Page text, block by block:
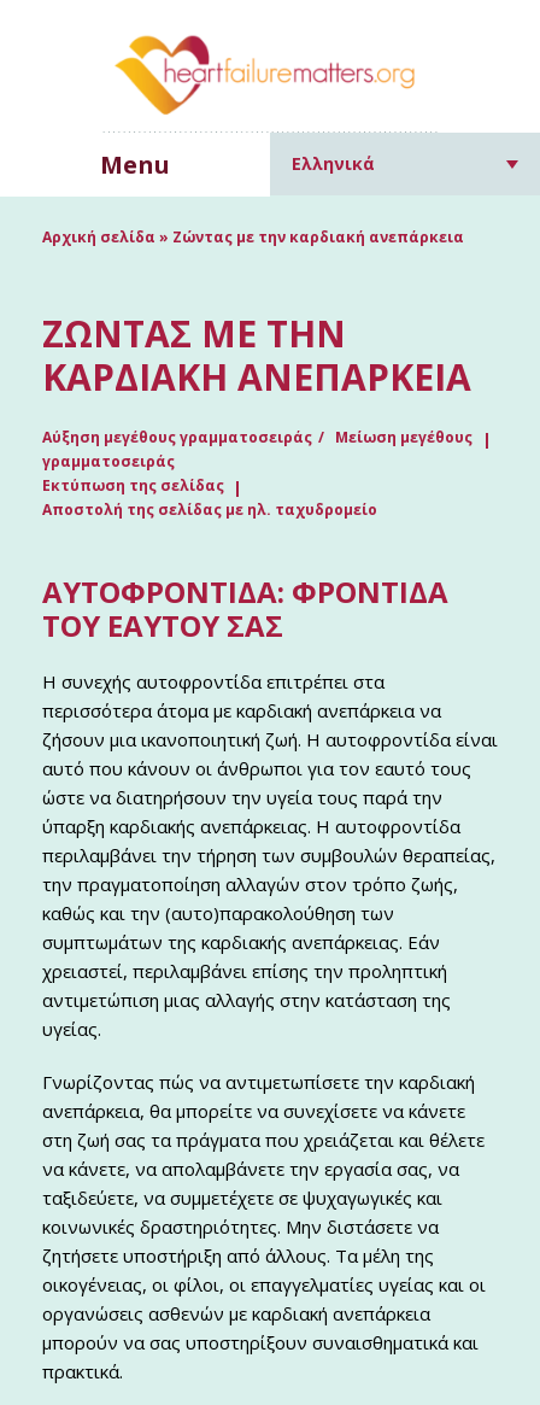
Menu Ελληνικά
Αρχική σελίδα » Ζώντας με την καρδιακή ανεπάρκεια
ΖΏΝΤΑΣ ΜΕ ΤΗΝ
ΚΑΡΔΙΑΚΉ ΑΝΕΠΆΡΚΕΙΑ
Αύξηση μεγέθους γραμματοσειράς
Μείωση μεγέθους
γραμματοσειράς
Εκτύπωση της σελίδας
Αποστολή της σελίδας με ηλ. ταχυδρομείο
ΑΥΤΟΦΡΟΝΤΊΔΑ: ΦΡΟΝΤΊΔΑ
ΤΟΥ ΕΑΥΤΟΎ ΣΑΣ
Η συνεχής αυτοφροντίδα επιτρέπει στα
περισσότερα άτομα με καρδιακή ανεπάρκεια να
ζήσουν μια ικανοποιητική ζωή. Η αυτοφροντίδα είναι
αυτό που κάνουν οι άνθρωποι για τον εαυτό τους
ώστε να διατηρήσουν την υγεία τους παρά την
ύπαρξη καρδιακής ανεπάρκειας. Η αυτοφροντίδα
περιλαμβάνει την τήρηση των συμβουλών θεραπείας,
την πραγματοποίηση αλλαγών στον τρόπο ζωής,
καθώς και την (αυτο)παρακολούθηση των
συμπτωμάτων της καρδιακής ανεπάρκειας. Εάν
χρειαστεί, περιλαμβάνει επίσης την προληπτική
αντιμετώπιση μιας αλλαγής στην κατάσταση της
υγείας.
Γνωρίζοντας πώς να αντιμετωπίσετε την καρδιακή
ανεπάρκεια, θα μπορείτε να συνεχίσετε να κάνετε
στη ζωή σας τα πράγματα που χρειάζεται και θέλετε
να κάνετε, να απολαμβάνετε την εργασία σας, να
ταξιδεύετε, να συμμετέχετε σε ψυχαγωγικές και
κοινωνικές δραστηριότητες. Μην διστάσετε να
ζητήσετε υποστήριξη από άλλους. Τα μέλη της
οικογένειας, οι φίλοι, οι επαγγελματίες υγείας και οι
οργανώσεις ασθενών με καρδιακή ανεπάρκεια
μπορούν να σας υποστηρίξουν συναισθηματικά και
πρακτικά.